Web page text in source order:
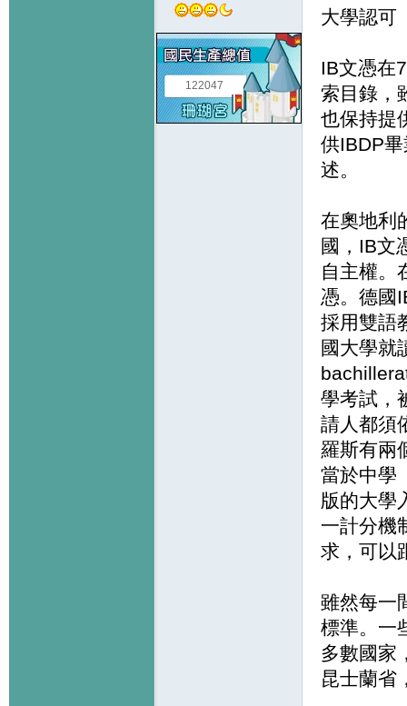
122047
大學認可
IB文憑在
索目錄，
也保持提
供IBDP
述。
在奧地利
國，IB文
自主權。
憑。德國
採用雙語
國大學就
學考試，
請人都須
羅斯有兩
當於中學
版的大學
一計分機
求，可以
雖然每一
標準。一
多數國家
昆士蘭省